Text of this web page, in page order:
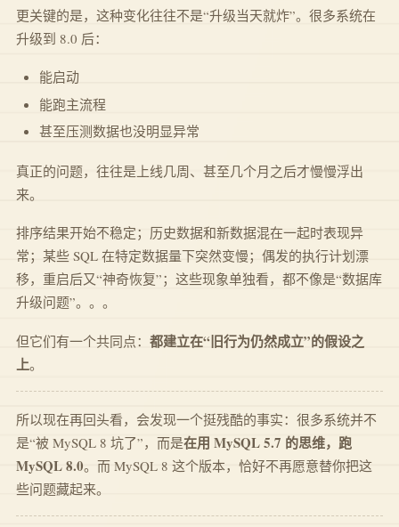
更关键的是，这种变化往往不是“升级当天就炸”。很多系统在
升级到 8.0 后：
能启动
能跑主流程
甚至压测数据也没明显异常
真正的问题，往往是上线几周、甚至几个月之后才慢慢浮出
来。
排序结果开始不稳定；历史数据和新数据混在一起时表现异
常；某些 SQL 在特定数据量下突然变慢；偶发的执行计划漂
移，重启后又“神奇恢复”；这些现象单独看，都不像是“数据库
升级问题”。。。
但它们有一个共同点： 都建立在“旧行为仍然成立”的假设之
上。
所以现在再回头看，会发现一个挺残酷的事实：很多系统并不
是“被 MySQL 8 坑了”，而是在用 MySQL 5.7 的思维，跑
MySQL 8.0。而 MySQL 8 这个版本，恰好不再愿意替你把这
些问题藏起来。